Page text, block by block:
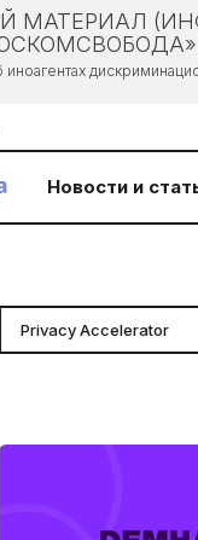
МАТЕРИАЛ
иноагентах
Новости и